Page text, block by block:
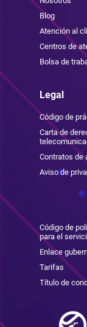
Blog
Atención al
Centros de
Bolsa de
Legal
Código de
Carta de
Contratos de
Aviso de
Código de
para el
Enlace
Tarifas
Título de